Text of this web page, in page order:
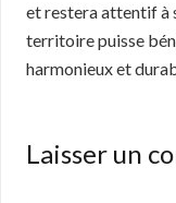
et restera attentif à
territoire puisse
harmonieux et
Laisser un